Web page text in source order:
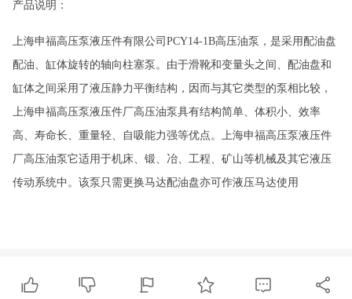
产品说明：
上海申福高压泵液压件有限公司PCY14-1B高压油泵，是采用配油盘
配油、缸体旋转的轴向柱塞泵。由于滑靴和变量头之间 、配油盘和
缸体之间采用了液压静力平衡结构，因而与其它类型的泵相比较，
上海申福高压泵液压件厂高压油泵具有结构简单、体积小、效率
高、寿命长、重量轻、自吸能力强等优点。 上海申福高压泵液压件
厂高压油泵它适用于机床、锻、冶、工程、矿山等机械及其它液压
传动系统中。该泵只需更换马达配油盘亦可作液压马达使用